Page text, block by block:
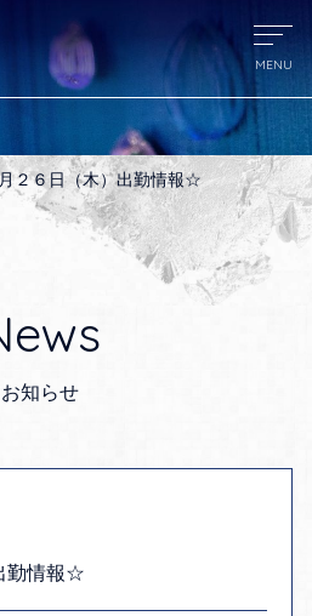
２６日（木）出勤情報☆
お知らせ
勤情報☆